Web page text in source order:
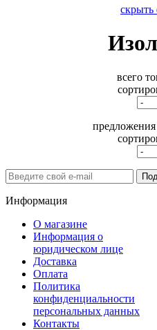
скрыть
всего
предложения
Информация
О магазине
Информация о
юридическом лице
Доставка
Оплата
Политика
конфиденциальности
персональных данных
Контакты